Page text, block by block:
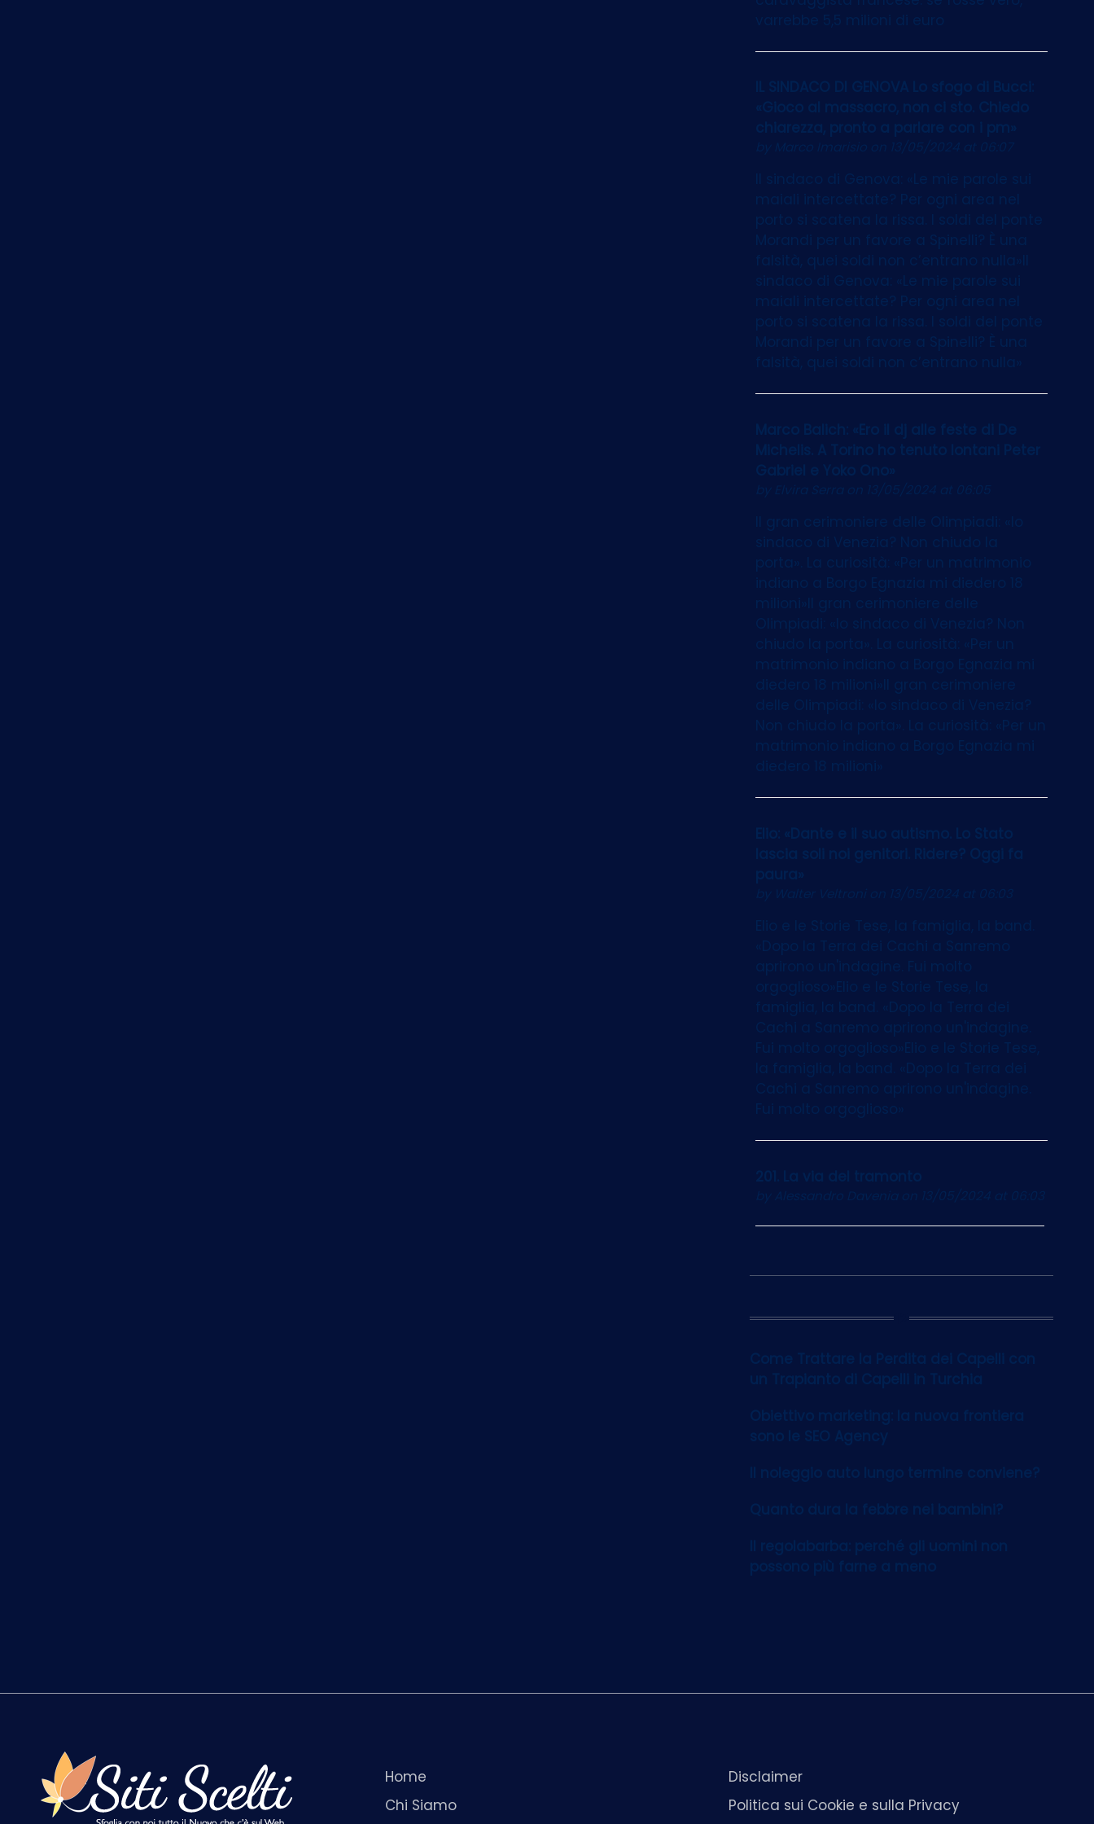
varrebbe 5,5 milioni di euro
IL SINDACO DI GENOVA Lo sfogo di Bucci:
«Gioco al massacro, non ci sto. Chiedo
chiarezza, pronto a parlare con i pm»
by Marco Imarisioon 13/05/2024 at 06:07
Il sindaco di Genova: «Le mie parole sui
maiali intercettate? Per ogni area nel
porto si scatena la rissa. I soldi del ponte
Morandi per un favore a Spinelli? È una
falsità, quei soldi non c’entrano nulla»Il
sindaco di Genova: «Le mie parole sui
maiali intercettate? Per ogni area nel
porto si scatena la rissa. I soldi del ponte
Morandi per un favore a Spinelli? È una
falsità, quei soldi non c’entrano nulla»
Marco Balich: «Ero il dj alle feste di De
Michelis. A Torino ho tenuto lontani Peter
Gabriel e Yoko Ono»
by Elvira Serra on 13/05/2024 at 06:05
Il gran cerimoniere delle Olimpiadi: «Io
sindaco di Venezia? Non chiudo la
porta». La curiosità: «Per un matrimonio
indiano a Borgo Egnazia mi diedero 18
milioni»Il gran cerimoniere delle
Olimpiadi: «Io sindaco di Venezia? Non
chiudo la porta». La curiosità: «Per un
matrimonio indiano a Borgo Egnazia mi
diedero 18 milioni»Il gran cerimoniere
delle Olimpiadi: «Io sindaco di Venezia?
Non chiudo la porta». La curiosità: «Per un
matrimonio indiano a Borgo Egnazia mi
diedero 18 milioni»
Elio: «Dante e il suo autismo. Lo Stato
lascia soli noi genitori. Ridere? Oggi fa
paura»
by Walter Veltronion 13/05/2024 at 06:03
Elio e le Storie Tese, la famiglia, la band.
«Dopo la Terra dei Cachi a Sanremo
aprirono un'indagine. Fui molto
orgoglioso»Elio e le Storie Tese, la
famiglia, la band. «Dopo la Terra dei
Cachi a Sanremo aprirono un'indagine.
Fui molto orgoglioso»Elio e le Storie Tese,
la famiglia, la band. «Dopo la Terra dei
Cachi a Sanremo aprirono un'indagine.
Fui molto orgoglioso»
201. La via del tramonto
by Alessandro Davenia on 13/05/2024 at 06:03
12
Come Trattare la Perdita dei Capelli con
un Trapianto di Capelli in Turchia
Obiettivo marketing: la nuova frontiera
sono le SEO Agency
Il noleggio auto lungo termine conviene?
Quanto dura la febbre nei bambini?
Il regolabarba: perché gli uomini non
possono più farne a meno
Home
Chi Siamo
Disclaimer
Politica sui Cookie e sulla Privacy